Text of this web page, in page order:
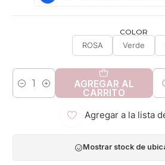
COLOR
ROSA
Verde
Cantidad AGREGAR AL
CARRITO
Agregar a la lista
Mostrar stock de